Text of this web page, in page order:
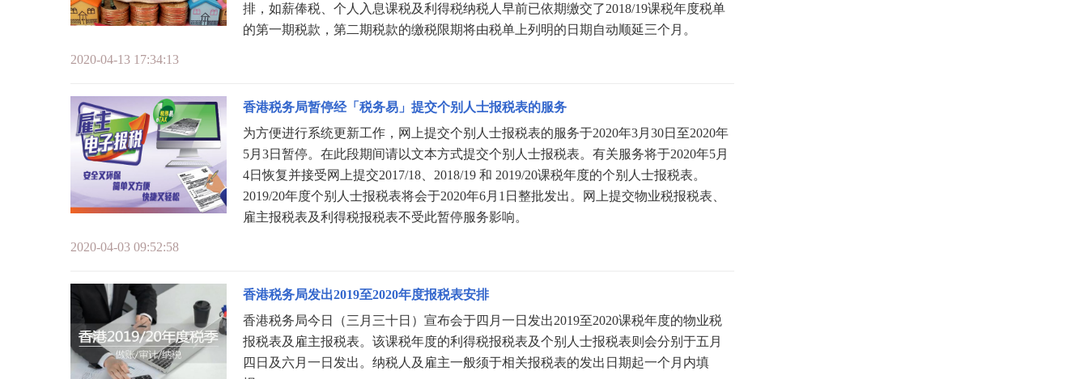
排，如薪俸税、个人入息课税及利得税纳税人早前已依期缴交了2018/19课税年度税单
的第一期税款，第二期税款的缴税限期将由税单上列明的日期自动顺延三个月。
2020-04-13 17:34:13
香港税务局暂停经「税务易」提交个别人士报税表的服务
为方便进行系统更新工作，网上提交个别人士报税表的服务于2020年3月30日至2020年
5月3日暂停。在此段期间请以文本方式提交个别人士报税表。有关服务将于2020年5月
4日恢复并接受网上提交2017/18、2018/19 和 2019/20课税年度的个别人士报税表。
2019/20年度个别人士报税表将会于2020年6月1日整批发出。网上提交物业税报税表、
雇主报税表及利得税报税表不受此暂停服务影响。
2020-04-03 09:52:58
香港税务局发出2019至2020年度报税表安排
香港税务局今日（三月三十日）宣布会于四月一日发出2019至2020课税年度的物业税
报税表及雇主报税表。该课税年度的利得税报税表及个别人士报税表则会分别于五月
四日及六月一日发出。纳税人及雇主一般须于相关报税表的发出日期起一个月内填